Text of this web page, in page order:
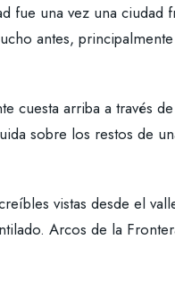
fue una vez una ciudad
antes,
cuesta arriba a través
sobre los restos de
vistas desde el
Arcos de la